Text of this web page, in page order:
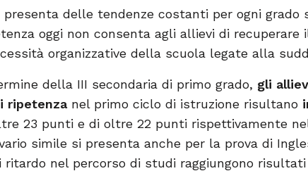
presenta delle tendenze costanti per ogni grado
oggi non consenta agli allievi di
organizzative della scuola legate alla
della III secondaria di primo grado, gli
ripetenzanel primo ciclo di istruzione risultano
23 punti e di oltre 22 punti rispettivamente
simile si presenta anche per la prova di
ritardo nel percorso di studi raggiungono